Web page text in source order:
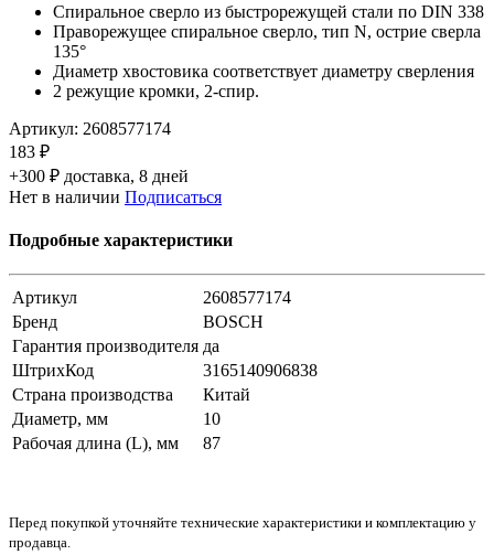
Спиральное сверло из быстрорежущей стали по DIN 338
Праворежущее спиральное сверло, тип N, острие сверла
135°
Диаметр хвостовика соответствует диаметру сверления
2 режущие кромки, 2-спир.
Артикул: 2608577174
183 ₽
+300 ₽ доставка, 8 дней
Нет в наличии Подписаться
Подробные характеристики
Артикул
2608577174
Бренд
BOSCH
Гарантия производителя да
ШтрихКод
3165140906838
Страна производства
Китай
Диаметр, мм
10
Рабочая длина (L), мм
87
Перед покупкой уточняйте технические характеристики и комплектацию у
продавца.